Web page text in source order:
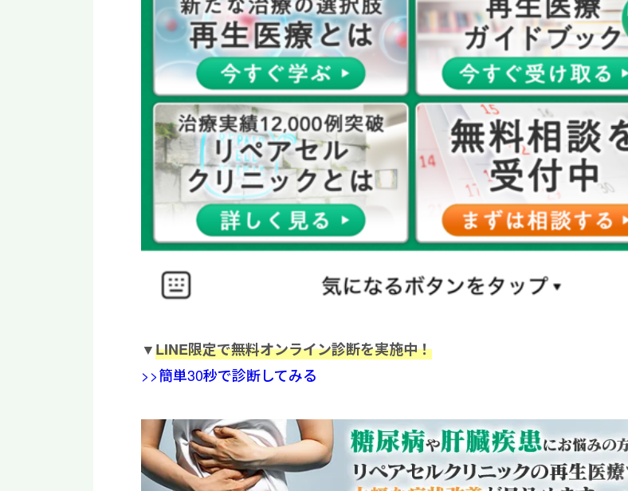
▼LINE限定で無料オンライン診断を実施中！
>>簡単30秒で診断してみる